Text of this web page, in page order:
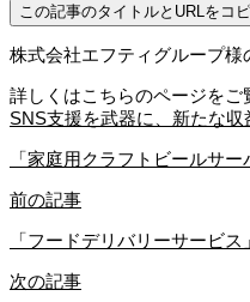
この記事のタイトルとURLをコ
株式会社エフティグループ様
詳しくはこちらのページをご
SNS支援を武器に、新たな
「家庭用クラフトビールサ
前の記事
「フードデリバリーサービ
次の記事